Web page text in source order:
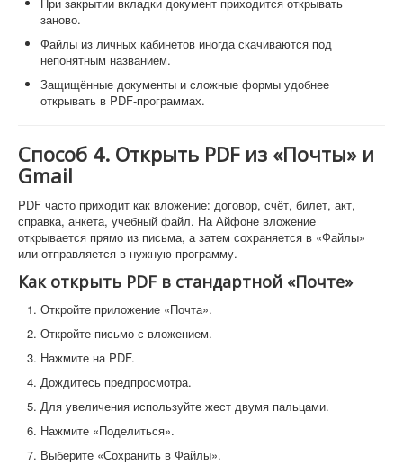
заново.
Файлы из личных кабинетов иногда скачиваются под
непонятным названием.
Защищённые документы и сложные формы удобнее
открывать в PDF-программах.
Способ 4. Открыть PDF из «Почты» и
Gmail
PDF часто приходит как вложение: договор, счёт, билет, акт,
справка, анкета, учебный файл. На Айфоне вложение
открывается прямо из письма, а затем сохраняется в «Файлы»
или отправляется в нужную программу.
Как открыть PDF в стандартной «Почте»
Откройте приложение «Почта».
Откройте письмо с вложением.
Нажмите на PDF.
Дождитесь предпросмотра.
Для увеличения используйте жест двумя пальцами.
Нажмите «Поделиться».
Выберите «Сохранить в Файлы».